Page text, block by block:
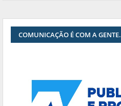
COMUNICAÇÃO É COM A GENTE.